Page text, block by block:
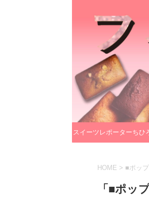
スイーツレポーターちひ
HOME > ■ポッ
「■ポッ